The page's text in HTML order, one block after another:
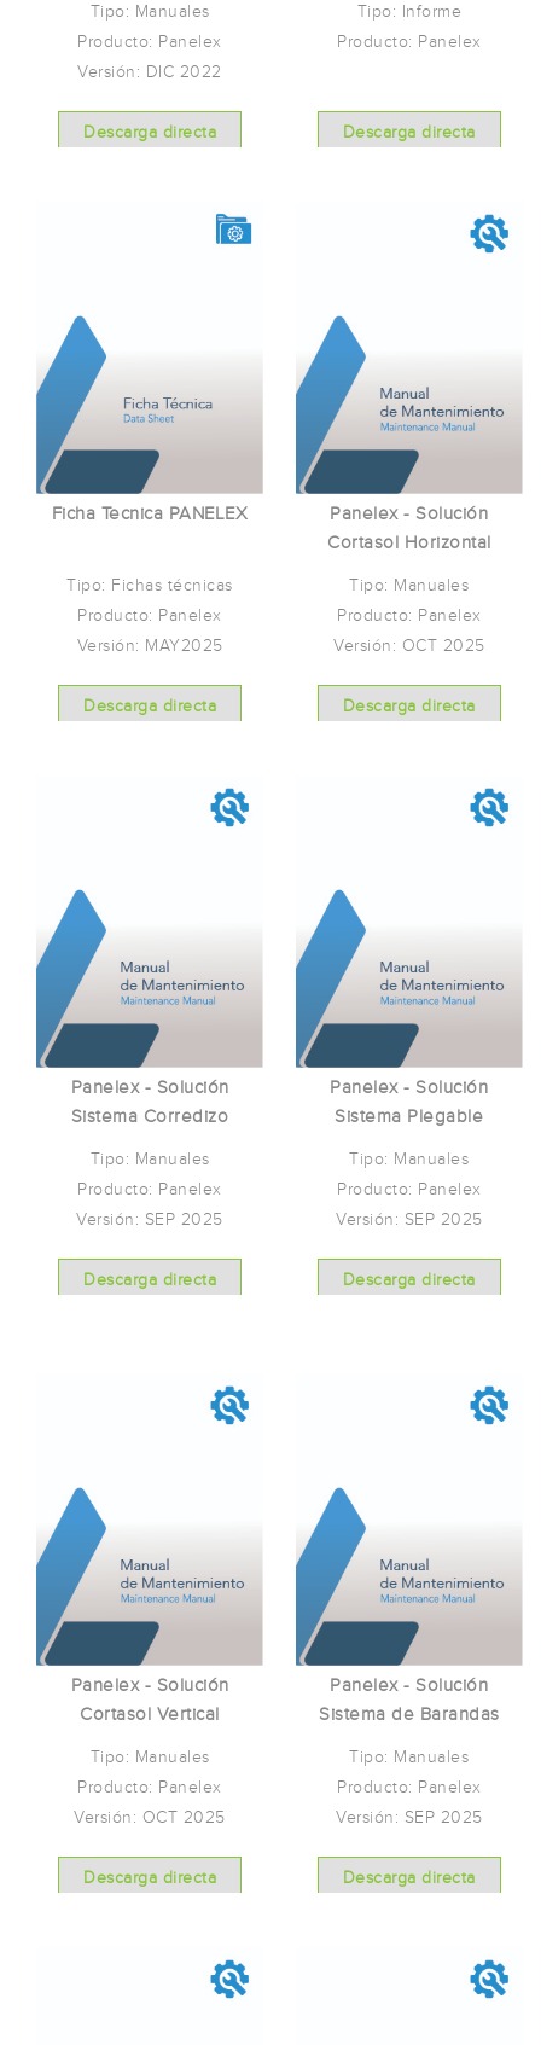
Tipo: Manuales
Producto: Panelex
Versión: DIC 2022
Descarga directa
Tipo: Informe
Producto: Panelex
Descarga directa
Ficha Tecnica PANELEX
Tipo: Fichas técnicas
Producto: Panelex
Versión: MAY2025
Descarga directa
Panelex - Solución
Cortasol Horizontal
Tipo: Manuales
Producto: Panelex
Versión: OCT 2025
Descarga directa
Panelex - Solución
Sistema Corredizo
Tipo: Manuales
Producto: Panelex
Versión: SEP 2025
Descarga directa
Panelex - Solución
Sistema Plegable
Tipo: Manuales
Producto: Panelex
Versión: SEP 2025
Descarga directa
Panelex - Solución
Cortasol Vertical
Tipo: Manuales
Producto: Panelex
Versión: OCT 2025
Descarga directa
Panelex - Solución
Sistema de Barandas
Tipo: Manuales
Producto: Panelex
Versión: SEP 2025
Descarga directa